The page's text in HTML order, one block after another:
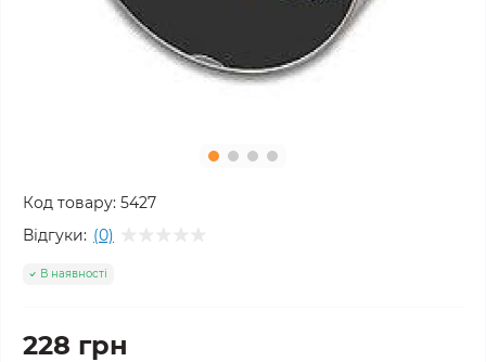
Код товару: 5427
Відгуки: (0)
В наявності
228 грн